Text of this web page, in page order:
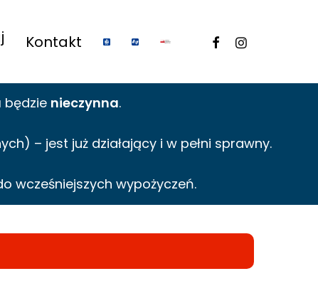
Kontakt facebookinstagram
będzie nieczynna.
– jest już działający i w pełni sprawny.
wcześniejszych wypożyczeń.